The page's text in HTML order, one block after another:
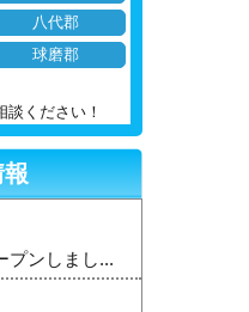
八代郡
球磨郡
談ください！
報
プンしまし...